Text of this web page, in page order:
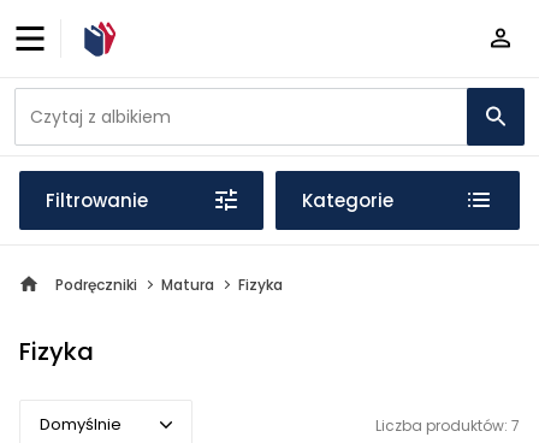
Filtrowanie Kategorie
Podręczniki Matura Fizyka
Fizyka
Domyślnie Liczba produktów: 7